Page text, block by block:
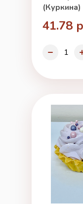
(Куркина)
41.78